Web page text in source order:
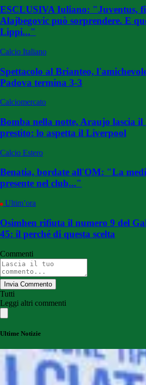
ESCLUSIVA Iuliano: "Juventus,
Alajbegovic può sorprendere. E
Lippi..."
Calcio Italiano
Spettacolo al Brianteo,
Padova termina 3-3
Calciomercato
Bomba nella notte, Araujo lascia il
prestito: lo aspetta il Liverpool
Calcio Estero
Benatia, bordate all'OM: "La
presente nel club..."
Ultim’ora
Osimhen rifiuta il numero 9 del
45: il perché di questa scelta
Commenti
Invia Commento
Tutti
Leggi altri commenti
Ultime Notizie